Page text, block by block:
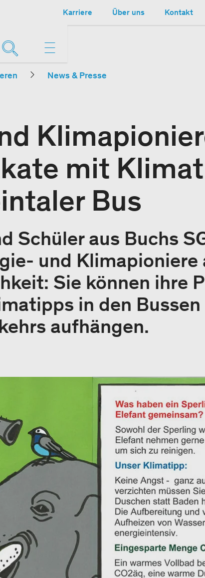
Karriere Über uns Kontakt
News & Presse
mit
Bus
Schüler aus Buchs
und Klimapioniere
Sie können ihre
in den Bussen
aufhängen.